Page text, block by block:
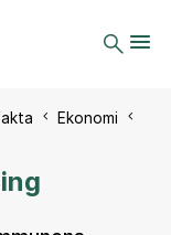
Ekonomi